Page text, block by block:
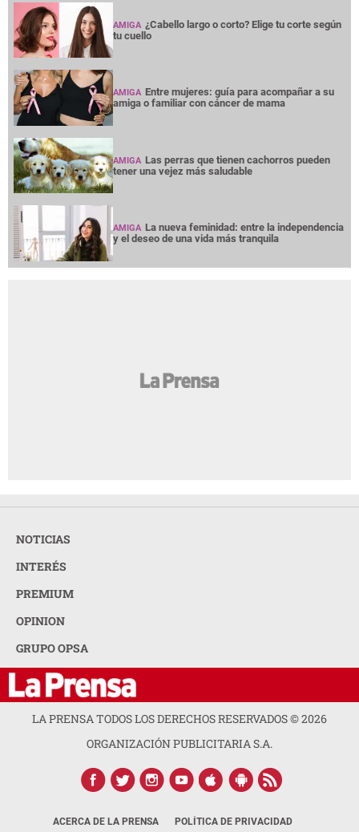
AMIGA ¿Cabello largo o corto? Elige tu corte según
tu cuello
AMIGA Entre mujeres: guía para acompañar a su
amiga o familiar con cáncer de mama
AMIGA Las perras que tienen cachorros pueden
tener una vejez más saludable
AMIGA La nueva feminidad: entre la independencia
y el deseo de una vida más tranquila
NOTICIAS
INTERÉS
PREMIUM
OPINION
GRUPO OPSA
LA PRENSA TODOS LOS DERECHOS RESERVADOS ©2026
ORGANIZACIÓN PUBLICITARIA S.A.
ACERCA DE LA PRENSA POLÍTICA DE PRIVACIDAD